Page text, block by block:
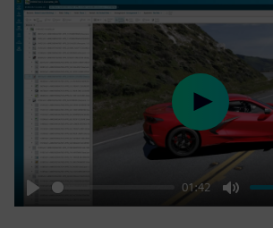
Play
01:42
Mute
Play